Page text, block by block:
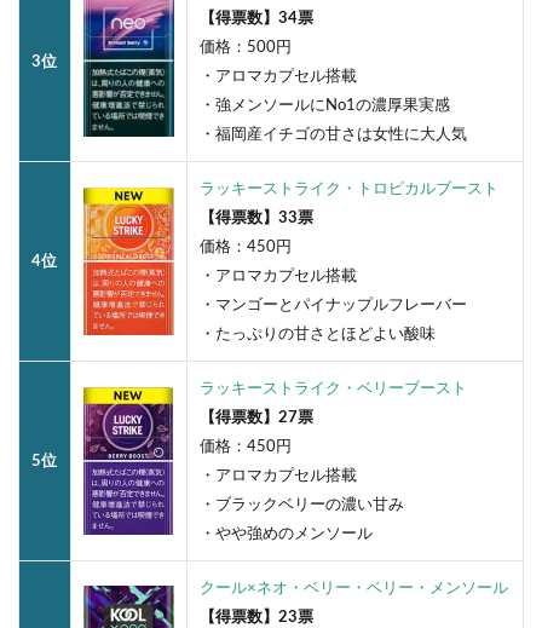
3位
【得票数】34票
価格：500円
・アロマカプセル搭載
・強メンソールにNo1の濃厚果実感
・福岡産イチゴの甘さは女性に大人気
4位
ラッキーストライク・トロピカルブースト
【得票数】33票
価格：450円
・アロマカプセル搭載
・マンゴーとパイナップルフレーバー
・たっぷりの甘さとほどよい酸味
5位
ラッキーストライク・ベリーブースト
【得票数】27票
価格：450円
・アロマカプセル搭載
・ブラックベリーの濃い甘み
・やや強めのメンソール
クール×ネオ・ベリー・ベリー・メンソール
【得票数】23票